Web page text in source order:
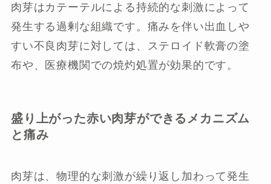
肉芽はカテーテルによる持続的な刺激によって
発生する過剰な組織です。痛みを伴い出血しや
すい不良肉芽に対しては、ステロイド軟膏の塗
布や、医療機関での焼灼処置が効果的です。
盛り上がった赤い肉芽ができるメカニズム
と痛み
肉芽は、物理的な刺激が繰り返し加わって発生